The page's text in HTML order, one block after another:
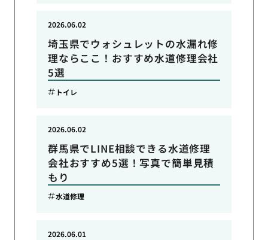
埼玉県でウォシュレットの水漏れ修
理ならここ！おすすめ水道修理会社
5選
2026.06.02
トイレ
群馬県でLINE相談できる水道修理
会社おすすめ5選！写真で簡単見積
もり
2026.06.02
水道修理
2026.06.01